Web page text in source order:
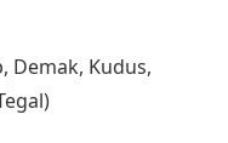
Demak, Kudus,